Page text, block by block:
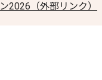
2026（外部リンク）